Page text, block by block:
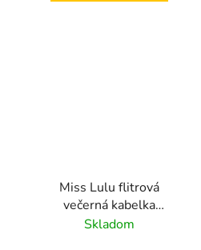
Miss Lulu flitrová
večerná kabelka
LH1765, sivá
Skladom